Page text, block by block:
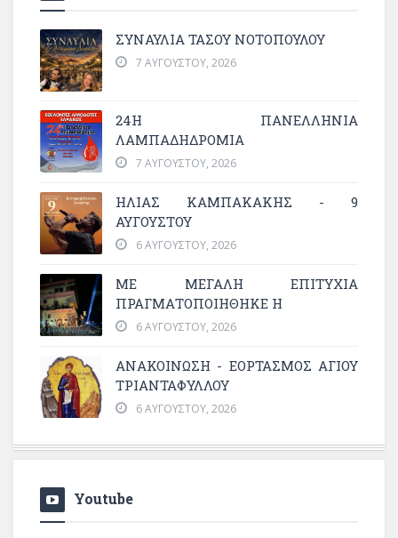
ΣΥΝΑΥΛΙΑ ΤΑΣΟΥ ΝΟΤΟΠΟΥΛΟΥ
7 ΑΥΓΟΎΣΤΟΥ, 2026
24Η ΠΑΝΕΛΛΗΝΙΑ
ΛΑΜΠΑΔΗΔΡΟΜΙΑ
7 ΑΥΓΟΎΣΤΟΥ, 2026
ΗΛΙΑΣ ΚΑΜΠΑΚΑΚΗΣ - 9
ΑΥΓΟΥΣΤΟΥ
6 ΑΥΓΟΎΣΤΟΥ, 2026
ΜΕ ΜΕΓΆΛΗ ΕΠΙΤΥΧΊΑ
ΠΡΑΓΜΑΤΟΠΟΙΉΘΗΚΕ Η
6 ΑΥΓΟΎΣΤΟΥ, 2026
ΑΝΑΚΟΙΝΩΣΗ - ΕΟΡΤΑΣΜΟΣ ΑΓΙΟΥ
ΤΡΙΑΝΤΑΦΥΛΛΟΥ
6 ΑΥΓΟΎΣΤΟΥ, 2026
Youtube